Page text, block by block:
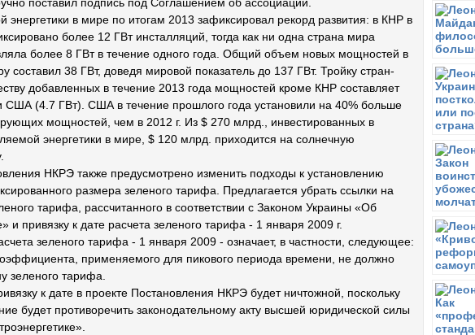
поставил подпись под Соглашением об ассоциации.
энергетики в мире по итогам 2013 зафиксировал рекорд развития: в КНР в
более 12 ГВт инсталляций, тогда как ни одна страна мира
более 8 ГВт в течение одного года. Общий объем новых мощностей в
составил 38 ГВт, доведя мировой показатель до 137 ГВт. Тройку стран-
добавленных в течение 2013 года мощностей кроме КНР составляет
США (4.7 ГВт). США в течение прошлого года установили на 40% больше
мощностей, чем в 2012 г. Из $ 270 млрд., инвестированных в
энергетики в мире, $ 120 млрд. приходится на солнечную
НКРЭ также предусмотрено изменить подходы к установлению
размера зеленого тарифа. Предлагается убрать ссылки на
тарифа, рассчитанного в соответствии с Законом Украины «Об
и привязку к дате расчета зеленого тарифа - 1 января 2009 г.
зеленого тарифа - 1 января 2009 - означает, в частности, следующее:
применяемого для пикового периода времени, не должно
зеленого тарифа.
к дате в проекте Постановления НКРЭ будет ничтожной, поскольку
будет противоречить законодательному акту высшей юридической силы